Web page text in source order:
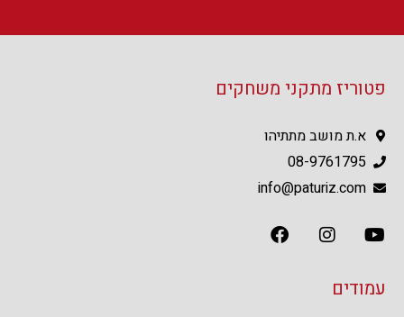
פטוריז מתקני משחקים
א.ת מושב מתתיהו
08-9761795
info@paturiz.com
עמודים